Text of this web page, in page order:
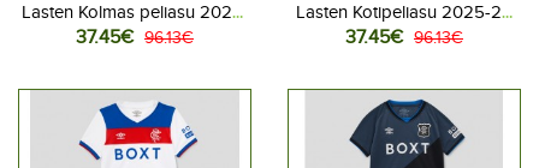
Lasten Kolmas peliasu 2026-
27 Lyhythihainen (+ Lyhyet
37.45€ 96.13€
Lasten Kotipeliasu 2025-26
Lyhythihainen (+ Lyhyet
37.45€ 96.13€